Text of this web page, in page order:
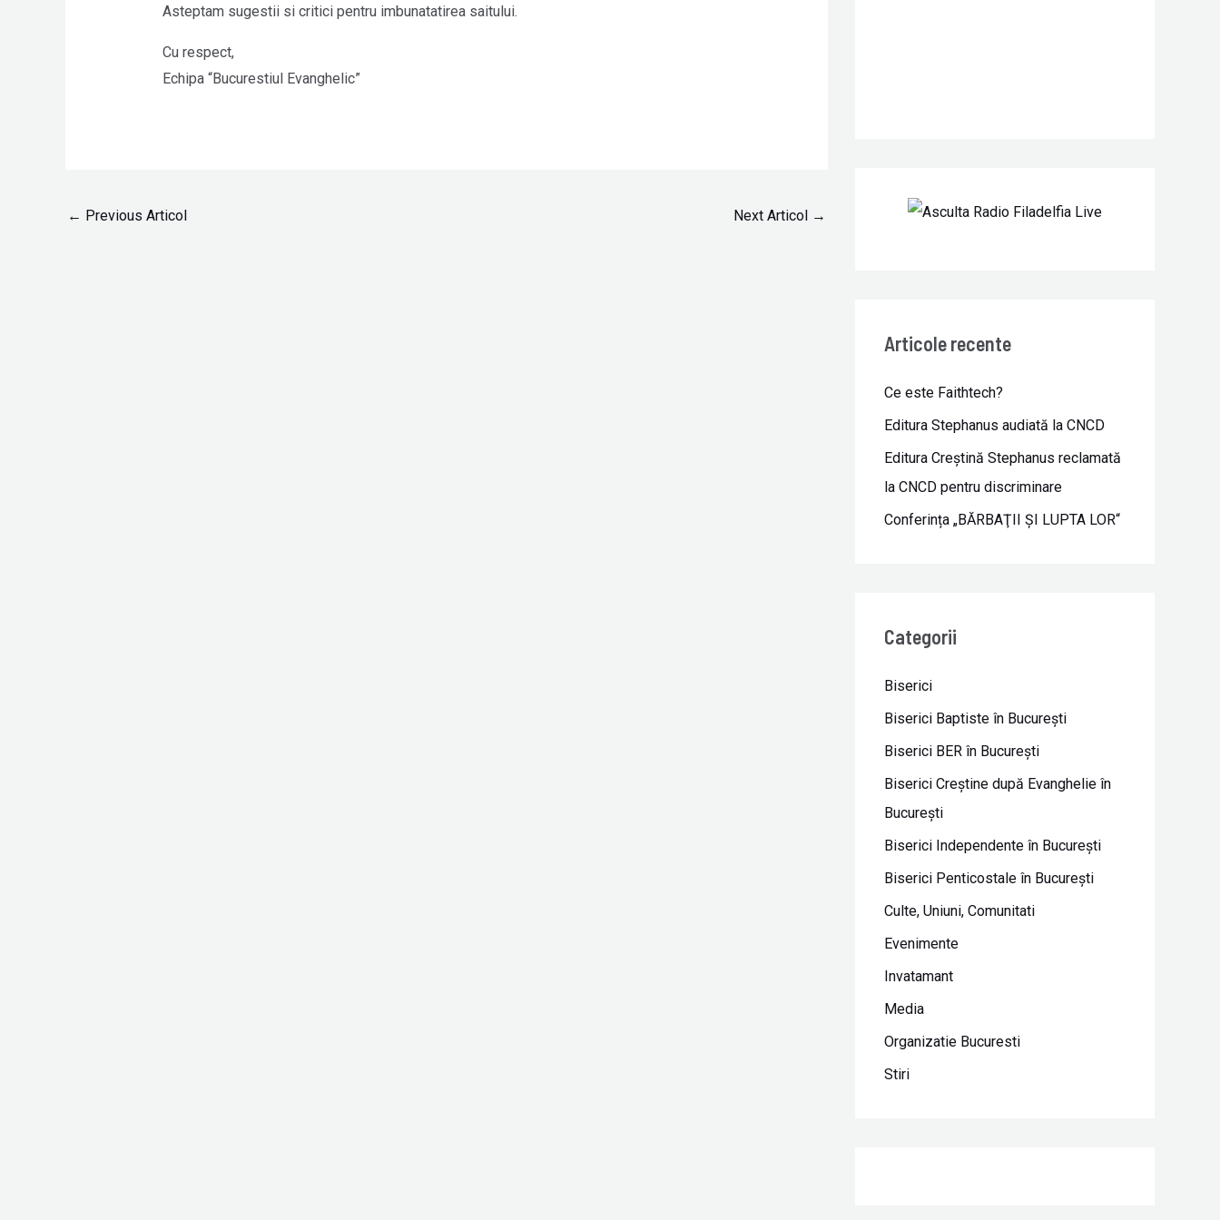
Asteptam sugestii si critici pentru imbunatatirea saitului.
Cu respect,
Echipa “Bucurestiul Evanghelic”
← Previous Articol Next Articol →
Articole recente
Ce este Faithtech?
Editura Stephanus audiată la CNCD
Editura Creștină Stephanus reclamată
la CNCD pentru discriminare
Conferința „BĂRBAŢII ŞI LUPTA LOR“
Categorii
Biserici
Biserici Baptiste în Bucureşti
Biserici BER în Bucureşti
Biserici Creştine după Evanghelie în
Bucureşti
Biserici Independente în Bucureşti
Biserici Penticostale în Bucureşti
Culte, Uniuni, Comunitati
Evenimente
Invatamant
Media
Organizatie Bucuresti
Stiri